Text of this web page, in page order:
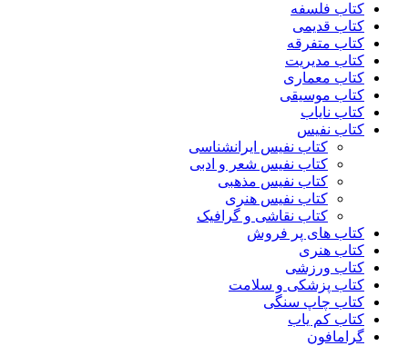
کتاب فلسفه
کتاب قدیمی
کتاب متفرقه
کتاب مدیریت
کتاب معماری
کتاب موسیقی
کتاب نایاب
کتاب نفیس
کتاب نفیس ایرانشناسی
کتاب نفیس شعر و ادبی
کتاب نفیس مذهبی
کتاب نفیس هنری
کتاب نقاشی و گرافیک
کتاب های پر فروش
کتاب هنری
کتاب ورزشی
کتاب پزشکی و سلامت
کتاب چاپ سنگی
کتاب کم یاب
گرامافون